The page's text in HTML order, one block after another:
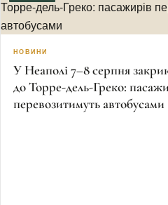
НОВИНИ
У Неаполі 7–8 серпня
до Торре-дель-Греко:
перевозитимуть автобусами